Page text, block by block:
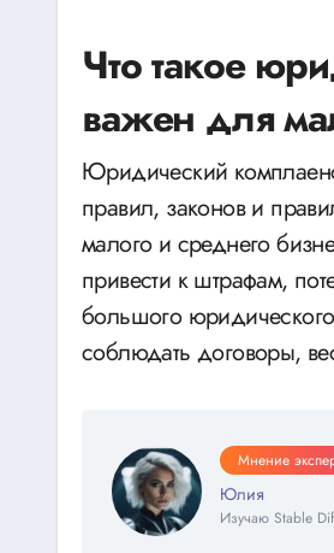
Что такое
важен для
Юридический
правил, законов и
малого и среднего
привести к штрафам,
большого
соблюдать договоры,
Мнение
Юлия
Изучаю Stable